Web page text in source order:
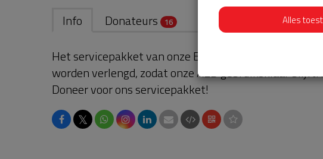
Info Donateurs 16
Het servicepakket van onze BuurtAED verloopt bijna
worden verlengd, zodat onze AED gebruiksklaar blijft.
Doneer voor ons servicepakket!
𝕏
Alles